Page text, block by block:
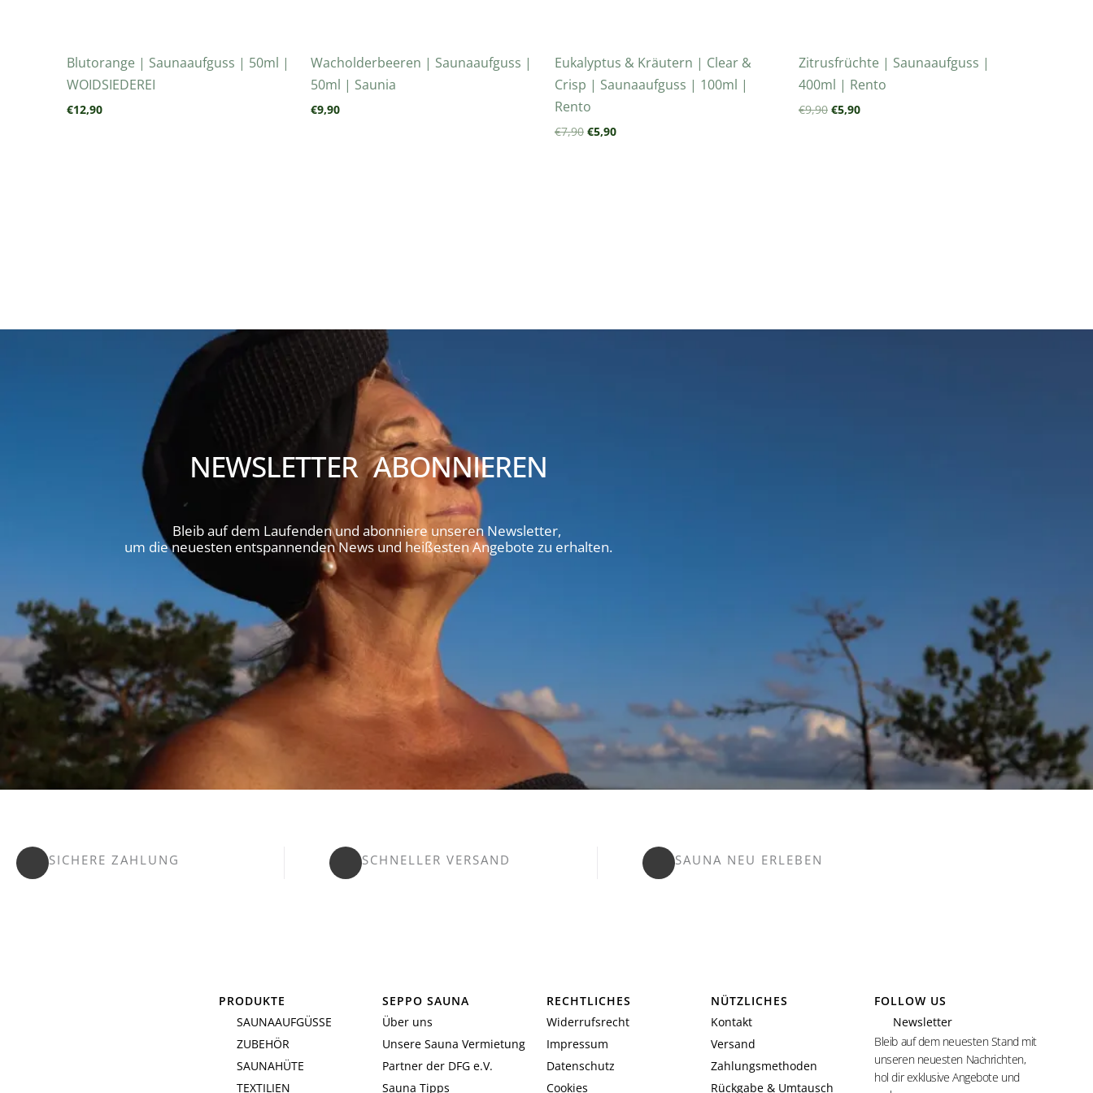
Blutorange | Saunaaufguss | 50ml |
WOIDSIEDEREI
€12,90
Wacholderbeeren | Saunaaufguss |
50ml | Saunia
€9,90
Eukalyptus & Kräutern | Clear &
Crisp | Saunaaufguss | 100ml |
Rento
€7,90 €5,90
Zitrusfrüchte | Saunaaufguss |
400ml | Rento
€9,90 €5,90
NEWSLETTER ABONNIEREN
Bleib auf dem Laufenden und abonniere unseren Newsletter,
um die neuesten entspannenden News und heißesten Angebote zu erhalten.
SICHERE ZAHLUNG SCHNELLER VERSAND SAUNA NEU ERLEBEN
PRODUKTE
SAUNAAUFGÜSSE
ZUBEHÖR
SAUNAHÜTE
TEXTILIEN
SEPPO SAUNA
Über uns
Unsere Sauna Vermietung
Partner der DFG e.V.
Sauna Tipps
RECHTLICHES
Widerrufsrecht
Impressum
Datenschutz
Cookies
NÜTZLICHES
Kontakt
Versand
Zahlungsmethoden
Rückgabe & Umtausch
FOLLOW US
Newsletter
Bleib auf dem neuesten Stand mit
unseren neuesten Nachrichten,
hol dir exklusive Angebote und